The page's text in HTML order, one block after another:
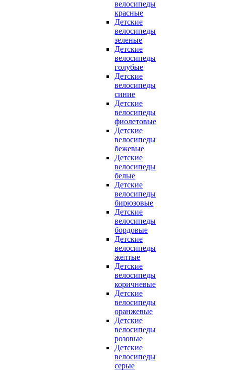
велосипеды
красные
Детские
велосипеды
зеленые
Детские
велосипеды
голубые
Детские
велосипеды
синие
Детские
велосипеды
фиолетовые
Детские
велосипеды
бежевые
Детские
велосипеды
белые
Детские
велосипеды
бирюзовые
Детские
велосипеды
бордовые
Детские
велосипеды
желтые
Детские
велосипеды
коричневые
Детские
велосипеды
оранжевые
Детские
велосипеды
розовые
Детские
велосипеды
серые